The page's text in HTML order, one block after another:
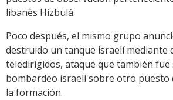
libanés Hizbulá.
Poco después, el mismo grupo
destruido un tanque israelí mediante
teledirigidos, ataque que también fue
bombardeo israelí sobre otro puesto
la formación.